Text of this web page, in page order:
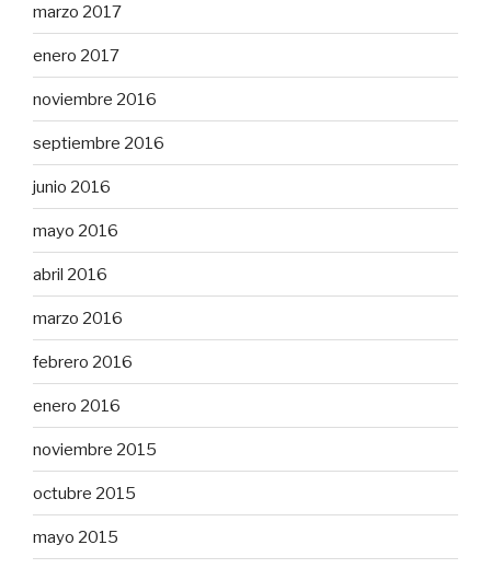
marzo 2017
enero 2017
noviembre 2016
septiembre 2016
junio 2016
mayo 2016
abril 2016
marzo 2016
febrero 2016
enero 2016
noviembre 2015
octubre 2015
mayo 2015